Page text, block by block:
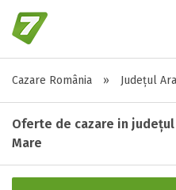
Cazare România » Județul
Oferte de cazare in
Mare
Stele / margarete
Neclasificat
3 stele / margarete